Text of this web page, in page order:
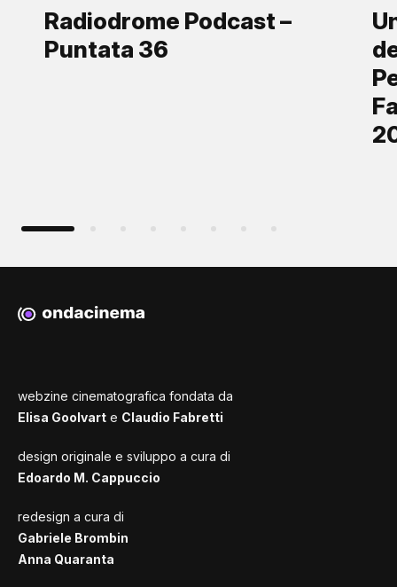
Radiodrome Podcast –
Puntata 36
webzine cinematografica fondata da
Elisa Goolvart e Claudio Fabretti
design originale e sviluppo a cura di
Edoardo M. Cappuccio
redesign a cura di
Gabriele Brombin
Anna Quaranta